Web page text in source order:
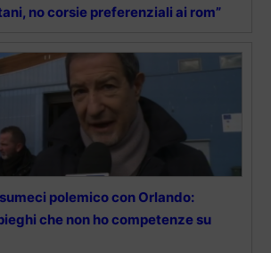
no corsie preferenziali ai rom”
polemico con Orlando:
che non ho competenze su